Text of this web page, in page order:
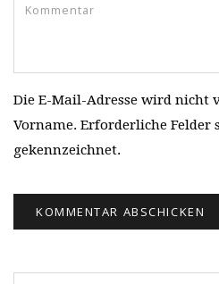
Die E-Mail-Adresse wird
Vorname. Erforderliche Felder
gekennzeichnet.